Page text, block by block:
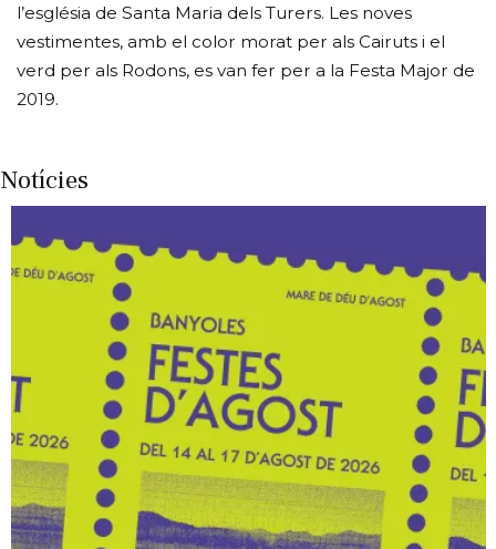
l’església de Santa Maria dels Turers. Les noves
vestimentes, amb el color morat per als Cairuts i el
verd per als Rodons, es van fer per a la Festa Major de
2019.
Notícies